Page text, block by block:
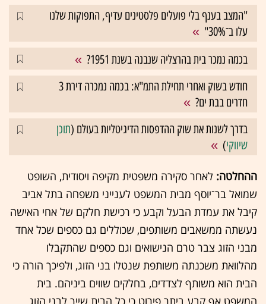
"המצב בענף בלי פועלים פלסטינים עדיף, התפוקות שלנו
עלו ב־30%"
בכמה נמכר בית בהרצליה שנבנה בשנת 1951?
חודש בשוק ואחרי תחילת התמ"א: בכמה נמכרה דירת 3
חדרים בבת ים?
בדרך לשנות את שוק ההדפסות הדיגיטליות בעולם (תוכן
שיווקי)
ההחלטה: לאחר סקירה משפטית מקיפה ויסודית, השופט
שמואל בר־יוסף מבית המשפט לענייני משפחה בתל אביב
קיבל את עמדת הבעל וקבע כי רכישת חלקם של אחי האישה
נעשתה ממשאבים משותפים, שכוללים גם כספים שכל אחד
מבני הזוג צבר טרם הנישואים וגם כספים שהתקבלו
מהלוואת משכנתה משותפת שנטלו בני הזוג, ולפיכך הורה כי
הבית הוא משותף לצדדים, בחלקים שווים ביניהם. בית